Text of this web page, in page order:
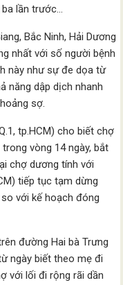
lần trước…
Bắc Ninh, Hải Dương
nhất với số người bệnh
này như sự đe dọa từ
năng dập dịch nhanh
sợ.
tp.HCM) cho biết chợ
vòng 14 ngày, bắt
chợ dương tính với
tiếp tục tạm dừng
với kế hoạch đóng
đường Hai bà Trưng
ngày biết theo mẹ đi
với lối đi rộng rãi dần